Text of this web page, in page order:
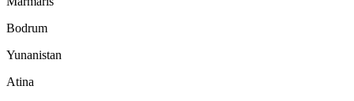
Bodrum
Yunanistan
Atina